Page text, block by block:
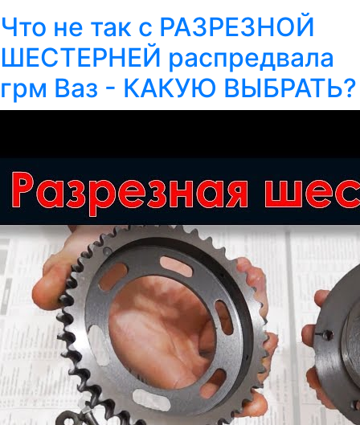
Что не так с РАЗРЕЗНОЙ
ШЕСТЕРНЕЙ распредвала
грм Ваз - КАКУЮ ВЫБРАТЬ?